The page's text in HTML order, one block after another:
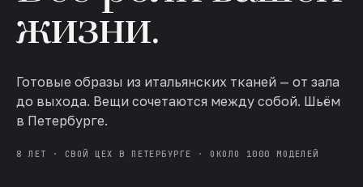
жизни.
Готовые образы из итальянских тканей — от зала
до выхода. Вещи сочетаются между собой. Шьём
в Петербурге.
8 ЛЕТ · СВОЙ ЦЕХ В ПЕТЕРБУРГЕ · ОКОЛО 1000 МОДЕЛЕЙ